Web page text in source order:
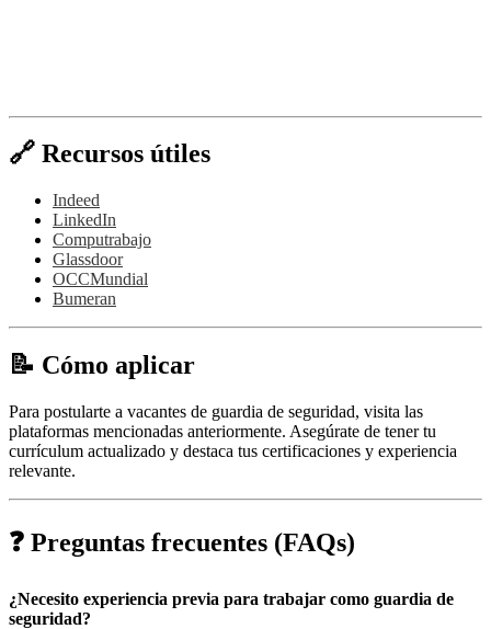
🔗 Recursos útiles
Indeed
LinkedIn
Computrabajo
Glassdoor
OCCMundial
Bumeran
📝 Cómo aplicar
Para postularte a vacantes de guardia de seguridad, visita las
plataformas mencionadas anteriormente. Asegúrate de tener tu
currículum actualizado y destaca tus certificaciones y experiencia
relevante.
❓ Preguntas frecuentes (FAQs)
¿Necesito experiencia previa para trabajar como guardia de
seguridad?